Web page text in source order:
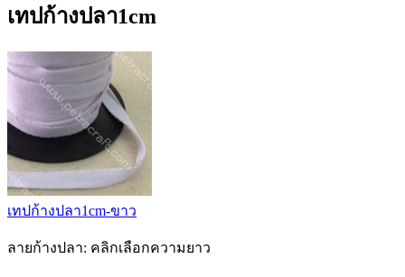
เทปก้างปลา1cm
เทปก้างปลา1cm-ขาว
ลายก้างปลา: คลิกเลือกความยาว